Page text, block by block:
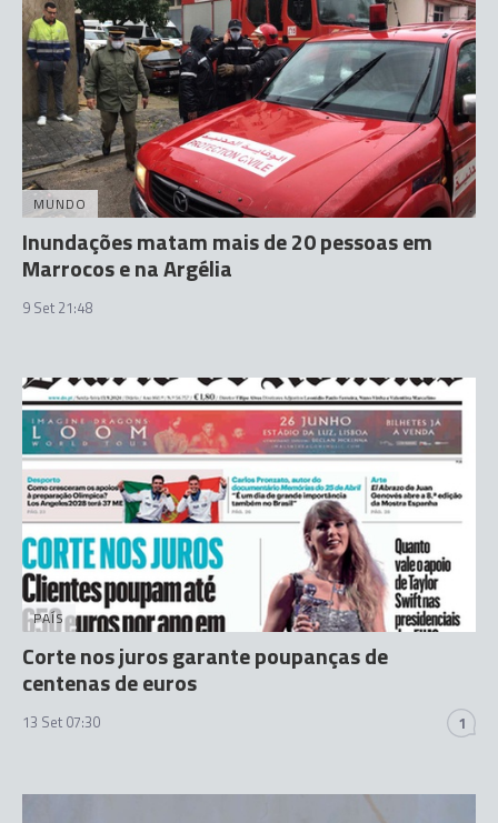
MUNDO
Inundações matam mais de 20 pessoas em
Marrocos e na Argélia
9 Set 21:48
PAÍS
Corte nos juros garante poupanças de
centenas de euros
13 Set 07:30 1